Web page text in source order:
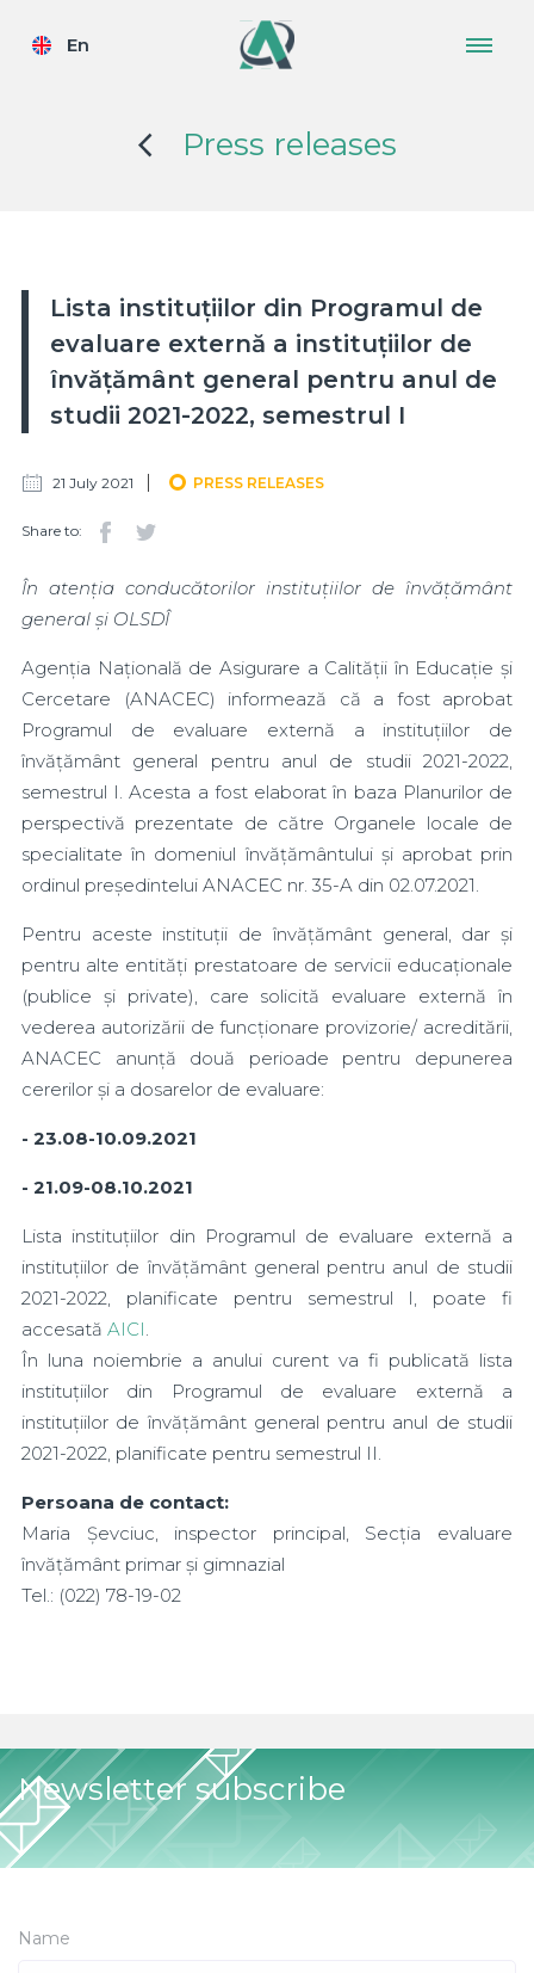
En
Press releases
Lista instituțiilor din Programul de
evaluare externă a instituțiilor de
învățământ general pentru anul de
studii 2021-2022, semestrul I
21 July 2021 PRESS RELEASES
Share to:
În atenția conducătorilor instituțiilor de învățământ
general și OLSDÎ
Agenția Națională de Asigurare a Calității în Educație și
Cercetare (ANACEC) informează că a fost aprobat
Programul de evaluare externă a instituțiilor de
învățământ general pentru anul de studii 2021-2022,
semestrul I. Acesta a fost elaborat în baza Planurilor de
perspectivă prezentate de către Organele locale de
specialitate în domeniul învățământului și aprobat prin
ordinul președintelui ANACEC nr. 35-A din 02.07.2021.
Pentru aceste instituții de învățământ general, dar și
pentru alte entități prestatoare de servicii educaționale
(publice și private), care solicită evaluare externă în
vederea autorizării de funcționare provizorie/ acreditării,
ANACEC anunță două perioade pentru depunerea
cererilor și a dosarelor de evaluare:
- 23.08-10.09.2021
- 21.09-08.10.2021
Lista instituțiilor din Programul de evaluare externă a
instituțiilor de învățământ general pentru anul de studii
2021-2022, planificate pentru semestrul I, poate fi
accesată AICI.
În luna noiembrie a anului curent va fi publicată lista
instituțiilor din Programul de evaluare externă a
instituțiilor de învățământ general pentru anul de studii
2021-2022, planificate pentru semestrul II.
Persoana de contact:
Maria Șevciuc, inspector principal, Secția evaluare
învățământ primar și gimnazial
Tel.: (022) 78-19-02
Newsletter subscribe
Name